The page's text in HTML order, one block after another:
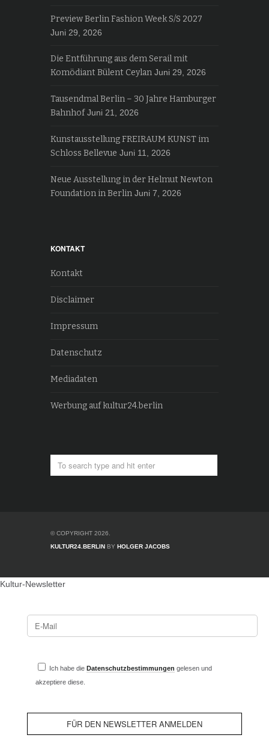
Preview Berlin Fashion Week S/S 2027
Juni 29, 2026
Die Entführung aus dem Serail mit
Komödiant Bülent Ceylan Juni 29, 2026
Tausendmal Berlin – 30 Jahre Hamburger
Bahnhof Juni 21, 2026
Kunstausstellung FREIRAUM KUNST im
Schloss Bellevue Juni 11, 2026
Neue Ausstellung in der Helmut Newton
Foundation in Berlin Juni 7, 2026
KONTAKT
Kontakt
Disclaimer
Impressum
Datenschutz
Mediadaten
Werbung auf kultur24.berlin
© COPYRIGHT 2026.
KULTUR24.BERLINBY HOLGER JACOBS
Kultur-Newsletter
Ich habe die Datenschutzbestimmungen gelesen und
akzeptiere diese.